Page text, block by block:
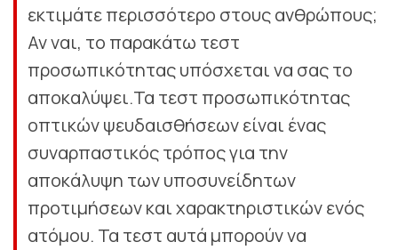
εκτιμάτε περισσότερο στους ανθρώπους;
Αν ναι, το παρακάτω τεστ
προσωπικότητας υπόσχεται να σας το
αποκαλύψει.Τα τεστ προσωπικότητας
οπτικών ψευδαισθήσεων είναι ένας
συναρπαστικός τρόπος για την
αποκάλυψη των υποσυνείδητων
προτιμήσεων και χαρακτηριστικών ενός
ατόμου. Τα τεστ αυτά μπορούν να